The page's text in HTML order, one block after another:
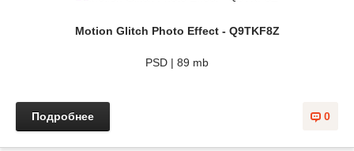
Motion Glitch Photo Effect - Q9TKF8Z
PSD | 89 mb
0
Подробнее